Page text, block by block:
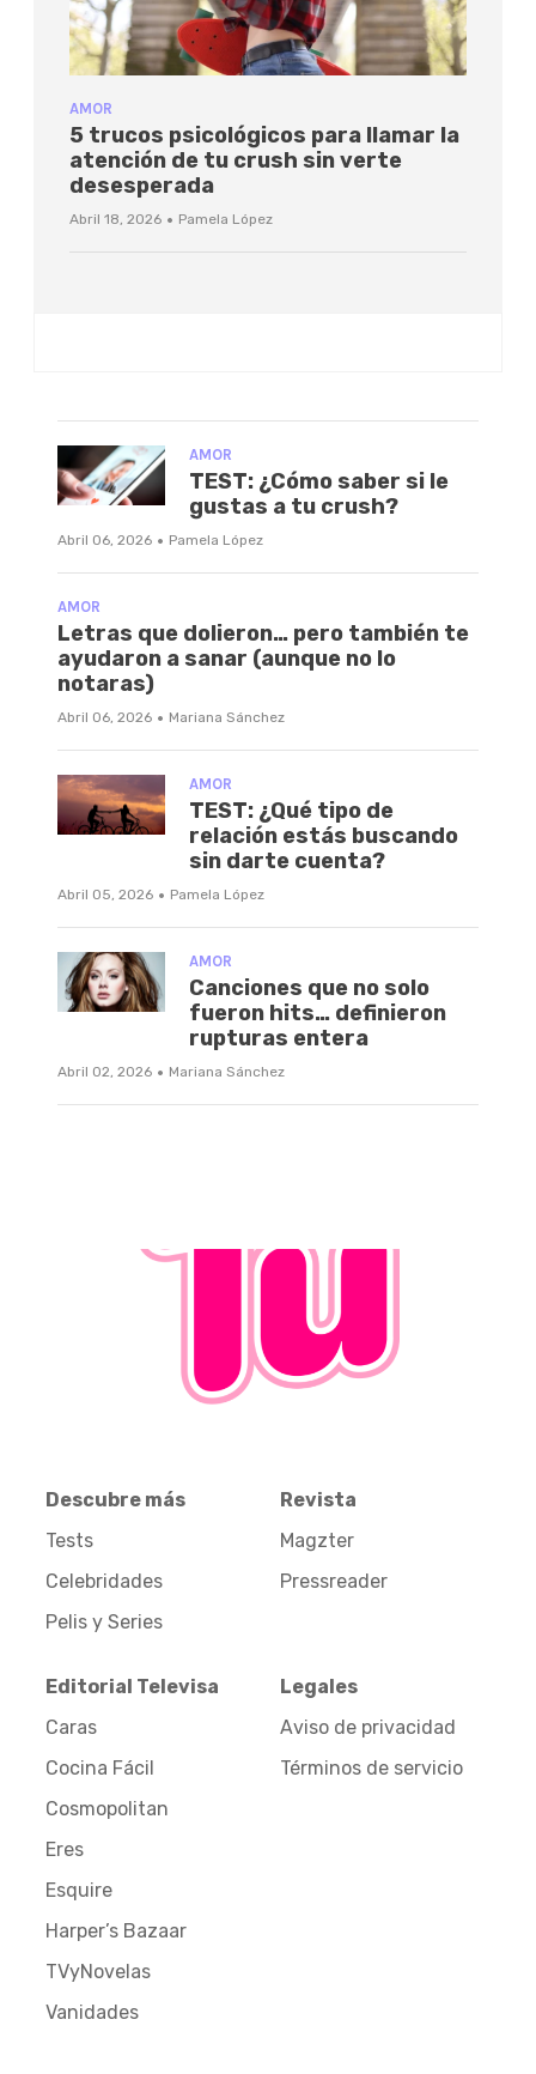
AMOR
5 trucos psicológicos para llamar la
atención de tu crush sin verte
desesperada
Abril 18, 2026 · Pamela López
AMOR
TEST: ¿Cómo saber si le
gustas a tu crush?
Abril 06, 2026 · Pamela López
AMOR
Letras que dolieron… pero también te
ayudaron a sanar (aunque no lo
notaras)
Abril 06, 2026 · Mariana Sánchez
AMOR
TEST: ¿Qué tipo de
relación estás buscando
sin darte cuenta?
Abril 05, 2026 · Pamela López
AMOR
Canciones que no solo
fueron hits… definieron
rupturas entera
Abril 02, 2026 · Mariana Sánchez
Descubre más
Tests
Celebridades
Pelis y Series
Revista
Magzter
Pressreader
Editorial Televisa
Caras
Cocina Fácil
Cosmopolitan
Eres
Esquire
Harper’s Bazaar
TVyNovelas
Vanidades
Legales
Aviso de privacidad
Términos de servicio